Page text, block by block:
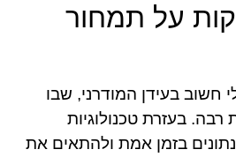
על תמחור
חשוב בעידן המודרני, שבו
בעזרת טכנולוגיות
בזמן אמת ולהתאים את